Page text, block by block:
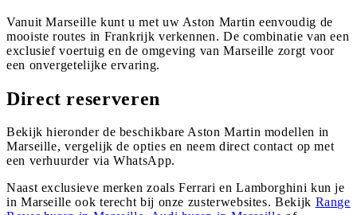
Vanuit Marseille kunt u met uw Aston Martin eenvoudig de
mooiste routes in Frankrijk verkennen. De combinatie van een
exclusief voertuig en de omgeving van Marseille zorgt voor
een onvergetelijke ervaring.
Direct reserveren
Bekijk hieronder de beschikbare Aston Martin modellen in
Marseille, vergelijk de opties en neem direct contact op met
een verhuurder via WhatsApp.
Naast exclusieve merken zoals Ferrari en Lamborghini kun je
in Marseille ook terecht bij onze zusterwebsites. Bekijk Range